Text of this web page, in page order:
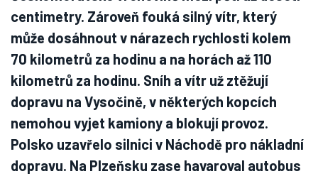
centimetry. Zároveň fouká silný vítr, který
může dosáhnout v nárazech rychlosti kolem
70 kilometrů za hodinu a na horách až 110
kilometrů za hodinu. Sníh a vítr už ztěžují
dopravu na Vysočině, v některých kopcích
nemohou vyjet kamiony a blokují provoz.
Polsko uzavřelo silnici v Náchodě pro nákladní
dopravu. Na Plzeňsku zase havaroval autobus